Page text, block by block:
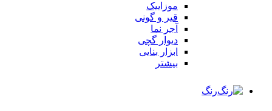
موزاییک
قیر و گونی
آجر نما
دیوار گچی
ابزار بنایی
بیشتر
رنگ